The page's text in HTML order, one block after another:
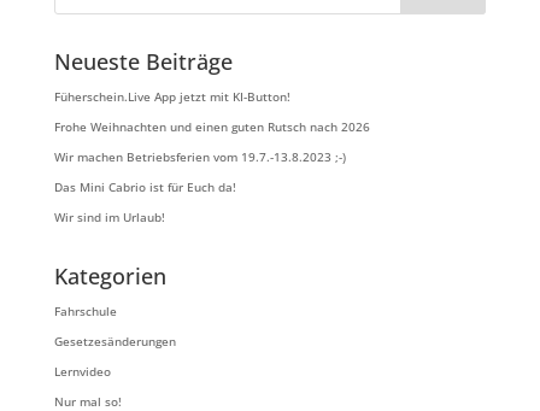
Neueste Beiträge
Füherschein.Live App jetzt mit KI-Button!
Frohe Weihnachten und einen guten Rutsch nach 2026
Wir machen Betriebsferien vom 19.7.-13.8.2023 ;-)
Das Mini Cabrio ist für Euch da!
Wir sind im Urlaub!
Kategorien
Fahrschule
Gesetzesänderungen
Lernvideo
Nur mal so!